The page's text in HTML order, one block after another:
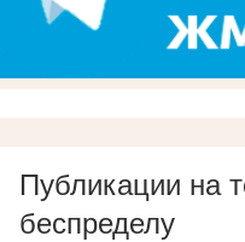
Публикации на
беспределу